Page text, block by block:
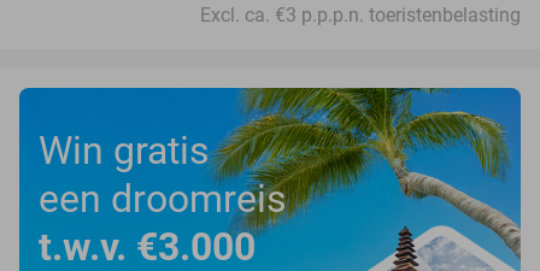
Excl. ca. €3 p.p.p.n. toeristenbelasting
Win gratis
een droomreis
t.w.v. €3.000